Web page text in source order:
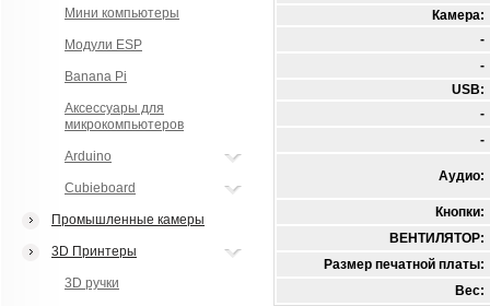
Мини компьютеры
Модули ESP
Banana Pi
Аксессуары для
микрокомпьютеров
Arduino
Cubieboard
Промышленные камеры
3D Принтеры
3D ручки
Камера:
-
-
USB:
-
-
Аудио:
Кнопки:
ВЕНТИЛЯТОР:
Размер печатной платы:
Вес: